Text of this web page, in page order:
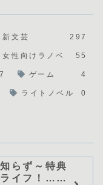
新文芸 297
女性向けラノベ 55
7 ゲーム 4
ライトノベル 0
らず～特典
ライフ！……